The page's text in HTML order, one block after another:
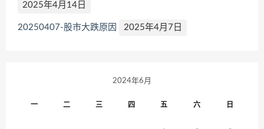
2025年4月14日
20250407-股市大跌原因 2025年4月7日
2024年6月
一 二 三 四 五 六 日